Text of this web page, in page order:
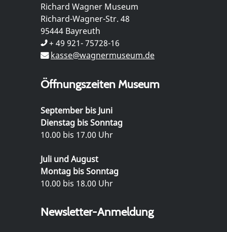
Richard Wagner Museum
Richard-Wagner-Str. 48
95444 Bayreuth
+ 49 921- 75728-16
kasse@wagnermuseum.de
Öffnungszeiten Museum
September bis Juni
Dienstag bis Sonntag
10.00 bis 17.00 Uhr
Juli und August
Montag bis Sonntag
10.00 bis 18.00 Uhr
Newsletter-Anmeldung